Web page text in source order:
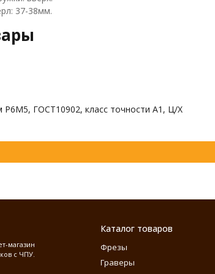
37-38мм.
Р6М5, ГОСТ10902, класс точности А1, Ц/Х
магазин
с ЧПУ.
Каталог товаров
Фрезы
Граверы